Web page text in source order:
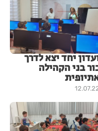
יחד יצא לדרך
בני הקהילה